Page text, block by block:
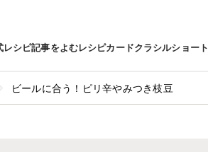
レシピ記事をよむレシピカードクラシルショート
ビールに合う！ピリ辛やみつき枝豆